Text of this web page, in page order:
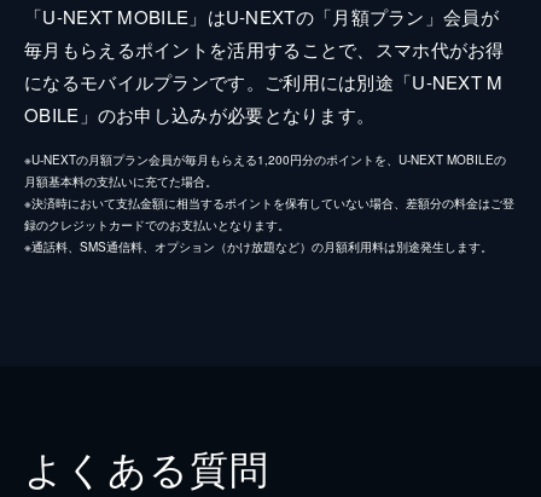
「U-NEXT MOBILE」はU-NEXTの「月額プラン」会員が
毎月もらえるポイントを活用することで、スマホ代がお得
になるモバイルプランです。ご利用には別途「U-NEXT M
OBILE」のお申し込みが必要となります。
※U-NEXTの月額プラン会員が毎月もらえる1,200円分のポイントを、U-NEXT MOBILEの
月額基本料の支払いに充てた場合。
※決済時において支払金額に相当するポイントを保有していない場合、差額分の料金はご登
録のクレジットカードでのお支払いとなります。
※通話料、SMS通信料、オプション（かけ放題など）の月額利用料は別途発生します。
よくある質問